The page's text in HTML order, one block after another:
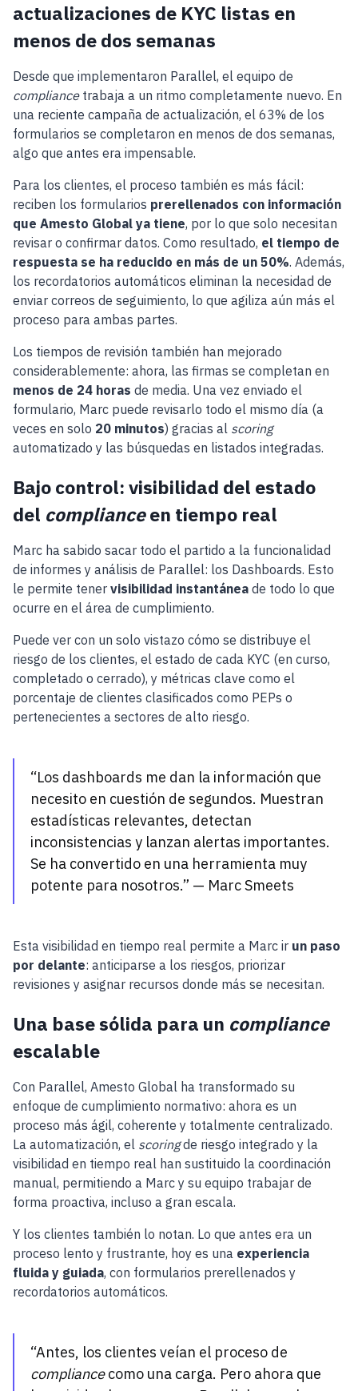
actualizaciones de KYC listas en
menos de dos semanas
Desde que implementaron Parallel, el equipo de
compliancetrabaja a un ritmo completamente nuevo. En
una reciente campaña de actualización, el 63% de los
formularios se completaron en menos de dos semanas,
algo que antes era impensable.
Para los clientes, el proceso también es más fácil:
reciben los formularios prerellenados con información
que Amesto Global ya tiene, por lo que solo necesitan
revisar o confirmar datos. Como resultado, el tiempo de
respuesta se ha reducido en más de un 50%. Además,
los recordatorios automáticos eliminan la necesidad de
enviar correos de seguimiento, lo que agiliza aún más el
proceso para ambas partes.
Los tiempos de revisión también han mejorado
considerablemente: ahora, las firmas se completan en
menos de 24 horas de media. Una vez enviado el
formulario, Marc puede revisarlo todo el mismo día (a
veces en solo 20 minutos) gracias al scoring
automatizado y las búsquedas en listados integradas.
Bajo control: visibilidad del estado
del complianceen tiempo real
Marc ha sabido sacar todo el partido a la funcionalidad
de informes y análisis de Parallel: los Dashboards. Esto
le permite tener visibilidad instantánea de todo lo que
ocurre en el área de cumplimiento.
Puede ver con un solo vistazo cómo se distribuye el
riesgo de los clientes, el estado de cada KYC (en curso,
completado o cerrado), y métricas clave como el
porcentaje de clientes clasificados como PEPs o
pertenecientes a sectores de alto riesgo.
“Los dashboards me dan la información que
necesito en cuestión de segundos. Muestran
estadísticas relevantes, detectan
inconsistencias y lanzan alertas importantes.
Se ha convertido en una herramienta muy
potente para nosotros.” — Marc Smeets
Esta visibilidad en tiempo real permite a Marc ir un paso
por delante: anticiparse a los riesgos, priorizar
revisiones y asignar recursos donde más se necesitan.
Una base sólida para un compliance
escalable
Con Parallel, Amesto Global ha transformado su
enfoque de cumplimiento normativo: ahora es un
proceso más ágil, coherente y totalmente centralizado.
La automatización, el scoringde riesgo integrado y la
visibilidad en tiempo real han sustituido la coordinación
manual, permitiendo a Marc y su equipo trabajar de
forma proactiva, incluso a gran escala.
Y los clientes también lo notan. Lo que antes era un
proceso lento y frustrante, hoy es una experiencia
fluida y guiada, con formularios prerellenados y
recordatorios automáticos.
“Antes, los clientes veían el proceso de
compliancecomo una carga. Pero ahora que